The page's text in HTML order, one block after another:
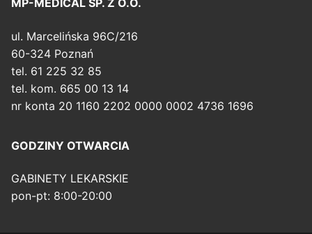
MP-MEDICAL SP. Z O.O.
ul. Marcelińska 96C/216
60-324 Poznań
tel. 61 225 32 85
tel. kom. 665 00 13 14
nr konta 20 1160 2202 0000 0002 4736 1696
GODZINY OTWARCIA
GABINETY LEKARSKIE
pon-pt: 8:00-20:00